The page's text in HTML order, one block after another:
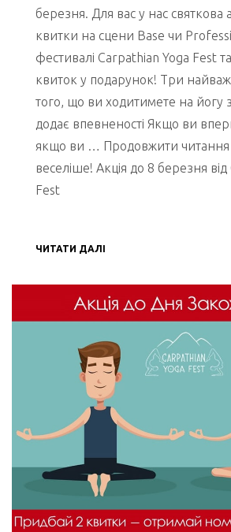
березня. Для вас у нас святкова
квитки на сцени Base чи
фестивалі Carpathian Yoga Fest
квиток у подарунок! Три
того, що ви ходитимете на йогу
додає впевненості Якщо ви
якщо ви … Продовжити
веселіше! Акція до 8 березня
Fest
ЧИТАТИ ДАЛІ